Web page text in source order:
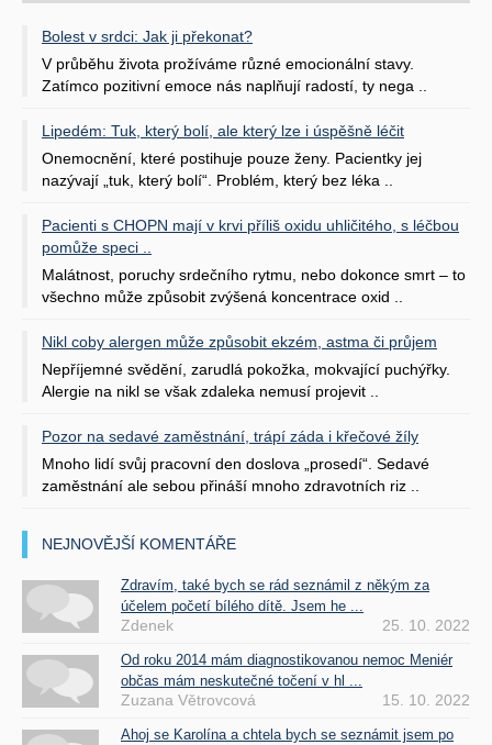
Bolest v srdci: Jak ji překonat?
V průběhu života prožíváme různé emocionální stavy.
Zatímco pozitivní emoce nás naplňují radostí, ty nega ..
Lipedém: Tuk, který bolí, ale který lze i úspěšně léčit
Onemocnění, které postihuje pouze ženy. Pacientky jej
nazývají „tuk, který bolí“. Problém, který bez léka ..
Pacienti s CHOPN mají v krvi příliš oxidu uhličitého, s léčbou
pomůže speci ..
Malátnost, poruchy srdečního rytmu, nebo dokonce smrt – to
všechno může způsobit zvýšená koncentrace oxid ..
Nikl coby alergen může způsobit ekzém, astma či průjem
Nepříjemné svědění, zarudlá pokožka, mokvající puchýřky.
Alergie na nikl se však zdaleka nemusí projevit ..
Pozor na sedavé zaměstnání, trápí záda i křečové žíly
Mnoho lidí svůj pracovní den doslova „prosedí“. Sedavé
zaměstnání ale sebou přináší mnoho zdravotních riz ..
NEJNOVĚJŠÍ KOMENTÁŘE
Zdravím, také bych se rád seznámil z někým za
účelem početí bílého dítě. Jsem he ...
Zdenek 25. 10. 2022
Od roku 2014 mám diagnostikovanou nemoc Meniér
občas mám neskutečné točení v hl ...
Zuzana Větrovcová 15. 10. 2022
Ahoj se Karolína a chtela bych se seznámit jsem po